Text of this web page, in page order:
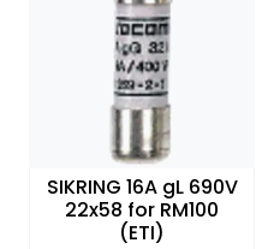
SIKRING 16A gL 690V
22x58 for RM100
(ETI)